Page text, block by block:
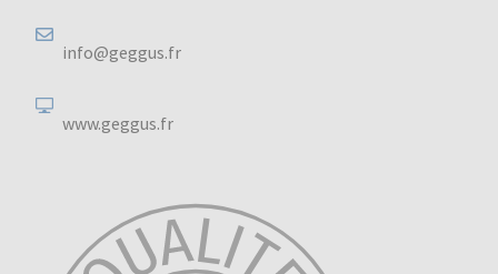
info@geggus.fr
www.geggus.fr